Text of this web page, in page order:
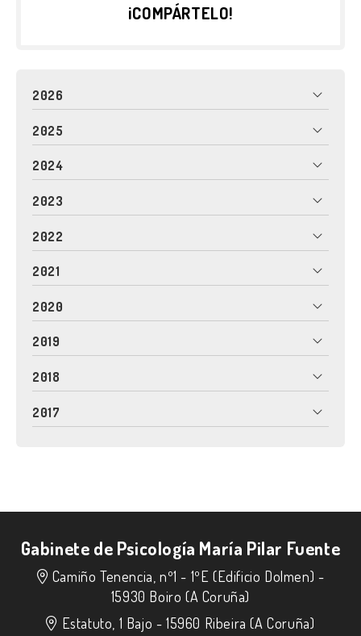
¡COMPÁRTELO!
2026
2025
2024
2023
2022
2021
2020
2019
2018
2017
Gabinete de Psicología María Pilar Fuente
Camiño Tenencia, nº1 - 1ºE (Edificio Dolmen) -
15930 Boiro (A Coruña)
Estatuto, 1 Bajo -15960 Ribeira (A Coruña)